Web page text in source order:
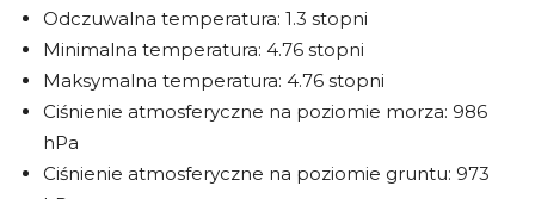
Odczuwalna temperatura: 1.3 stopni
Minimalna temperatura: 4.76 stopni
Maksymalna temperatura: 4.76 stopni
Ciśnienie atmosferyczne na poziomie morza: 986
hPa
Ciśnienie atmosferyczne na poziomie gruntu: 973